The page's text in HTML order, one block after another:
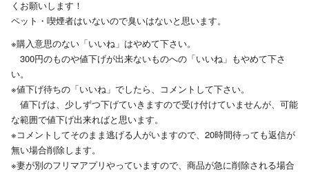
くお願いします！
ペット・喫煙者はいないので臭いはないと思います。
※購入意思のない「いいね」はやめて下さい。
300円のものや値下げが出来ないものへの「いいね」もやめて下さ
い。
※値下げ待ちの「いいね」でしたら、コメントして下さい。
値下げは、少しずつ下げていきますので受け付けていませんが、可能
な範囲で値下げ出来ればと思います。
※コメントしてそのまま逃げる人がいますので、20時間待っても返信が
無い場合削除します。
※妻が別のフリマアプリやっていますので、商品が急に削除される場合